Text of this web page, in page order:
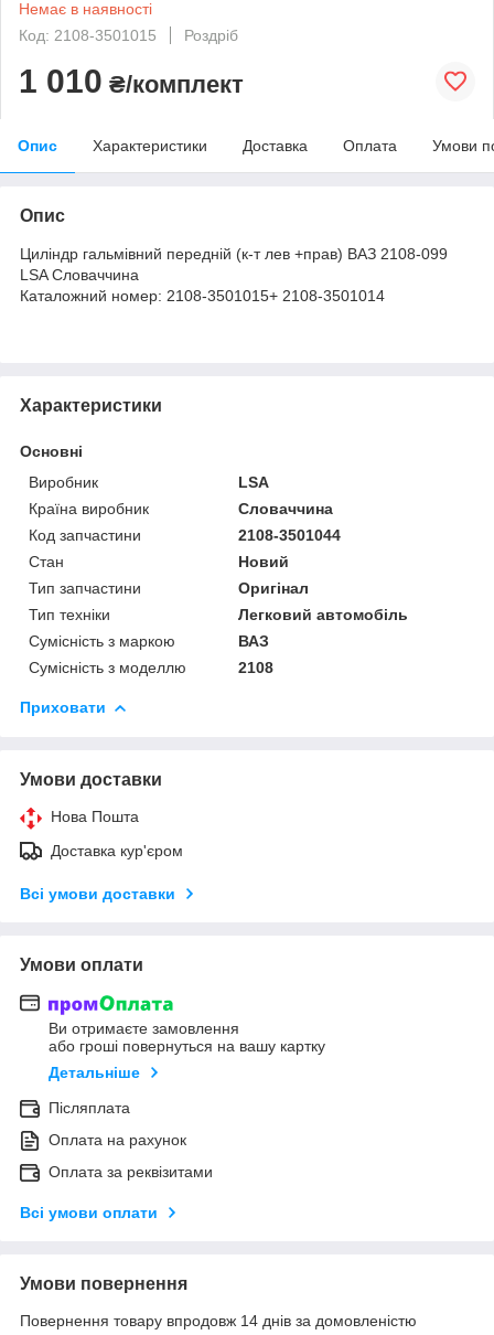
Немає в наявності
Код: 2108-3501015
Роздріб
1 010 ₴/комплект
Опис Характеристики Доставка Оплата Умови
Опис
Циліндр гальмівний передній (к-т лев +прав) ВАЗ 2108-099
LSA Словаччина
Каталожний номер: 2108-3501015+ 2108-3501014
Характеристики
Основні
Виробник
LSA
Країна виробник
Словаччина
Код запчастини
2108-3501044
Стан
Новий
Тип запчастини
Оригінал
Тип техніки
Легковий автомобіль
Сумісність з маркою
ВАЗ
Сумісність з моделлю
2108
Приховати
Умови доставки
Нова Пошта
Доставка кур'єром
Всі умови доставки
Умови оплати
Ви отримаєте замовлення
або гроші повернуться на вашу картку
Детальніше
Післяплата
Оплата на рахунок
Оплата за реквізитами
Всі умови оплати
Умови повернення
Повернення товару впродовж 14 днів за домовленістю